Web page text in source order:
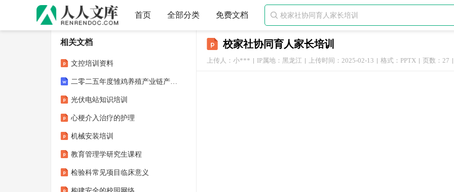
首页 全部分类 免费文档 
校家社协同育人家长培训
上传人：小*** IP属地：黑龙江 上传时间：2025-02-13 格式：PPTX 页数：27
相关文档
文控培训资料
二零二五年度雏鸡养殖产业链产业链优化升级合同4篇
光伏电站知识培训
心梗介入治疗的护理
机械安装培训
教育管理学研究生课程
检验科常见项目临床意义